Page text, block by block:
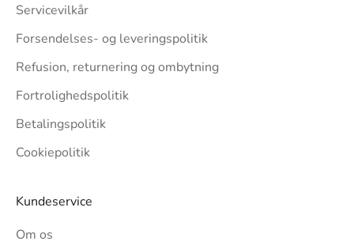
Servicevilkår
Forsendelses- og leveringspolitik
Refusion, returnering og ombytning
Fortrolighedspolitik
Betalingspolitik
Cookiepolitik
Kundeservice
Om os